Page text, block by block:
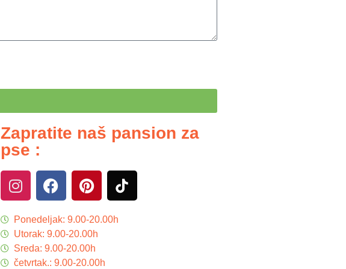
Zapratite naš pansion za
pse :
Ponedeljak: 9.00-20.00h
Utorak: 9.00-20.00h
Sreda: 9.00-20.00h
četvrtak.: 9.00-20.00h